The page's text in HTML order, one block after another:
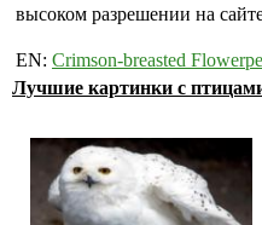
высоком разрешении на
EN: Crimson-breasted
Лучшие картинки с